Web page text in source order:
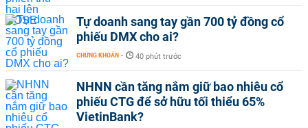
Tự doanh sang tay gần 700 tỷ đồng cổ
phiếu DMX cho ai?
CHỨNG KHOÁN - 40 phút trước
NHNN cần tăng nắm giữ bao nhiêu cổ
phiếu CTG để sở hữu tối thiểu 65%
VietinBank?